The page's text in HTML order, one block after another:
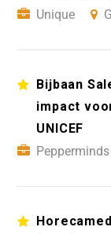
Unique
Bijbaan
impact
UNICEF
Pepperminds